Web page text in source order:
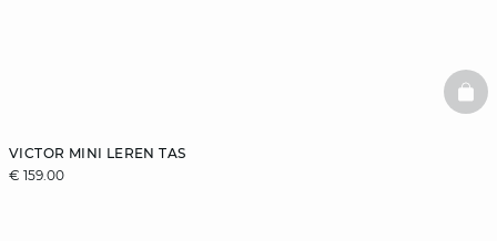
VICTOR MINI LEREN TAS
€ 159.00